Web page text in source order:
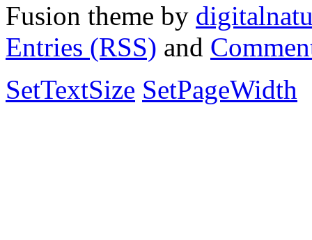
Fusion theme by
Entries (RSS) and
SetTextSize SetPageWidth